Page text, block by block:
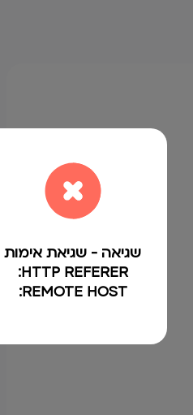
שגיאה - שגיאת אימות
HTTP REFERER:
REMOTE HOST: